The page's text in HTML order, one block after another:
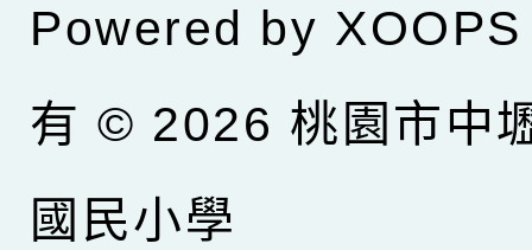
Powered by XOOPS
有 © 2026 桃園市中
國民小學